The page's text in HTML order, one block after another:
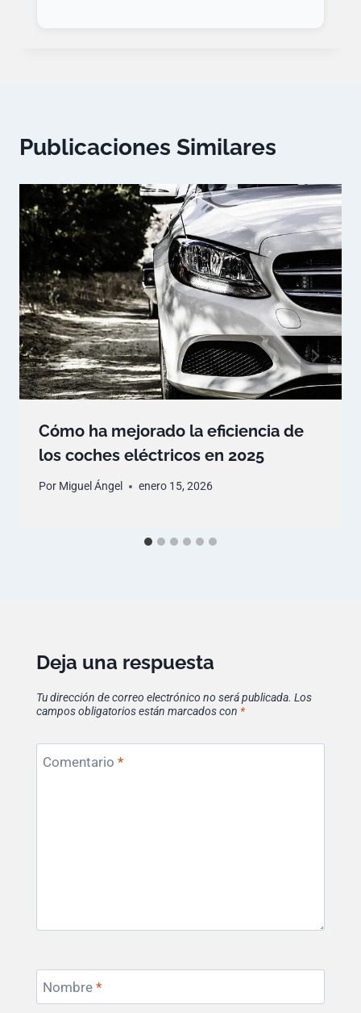
Publicaciones Similares
Cómo ha mejorado la eficiencia de
los coches eléctricos en 2025
Por Miguel Ángel enero 15, 2026
Deja una respuesta
Tu dirección de correo electrónico no será publicada. Los
campos obligatorios están marcados con *
Comentario*
Nombre*